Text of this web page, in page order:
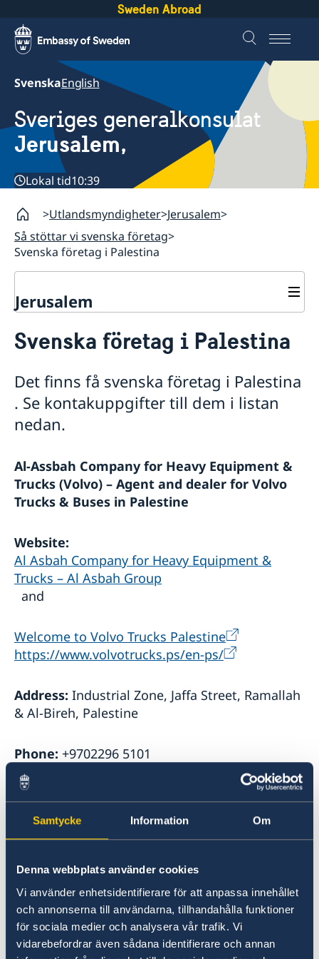
Samtycke Information Om
Denna webbplats använder cookies
Vi använder enhetsidentifierare för att anpassa innehållet
och annonserna till användarna, tillhandahålla funktioner
för sociala medier och analysera vår trafik. Vi
vidarebefordrar även sådana identifierare och annan
Sweden Abroad
SvenskaEnglish
Sveriges generalkonsulat
Jerusalem,
Lokal tid10:39
Utlandsmyndigheter Jerusalem
Så stöttar vi svenska företag
Svenska företag i Palestina
Jerusalem
Boka en tid
Sverige i Jerusalem
Om oss
Så stöttar vi svenska företag
Vi är en resurs för svenska företag
Team Sweden
Så kan du få stöd
Anmäl handelshinder
Aktuellt
Nyheter
2026
Svensklistan
Svenska företag i Palestina
Det finns få svenska företag i Palestina
. Se kontakuppgifter till dem i listan
nedan.
Al-Assbah Company for Heavy Equipment &
Trucks (Volvo) – Agent and dealer for Volvo
Trucks & Buses in Palestine
Website:
Al Asbah Company for Heavy Equipment &
Trucks – Al Asbah Group
and
Welcome to Volvo Trucks Palestine
https://www.volvotrucks.ps/en-ps/
Address: Industrial Zone, Jaffa Street, Ramallah
& Al-Bireh, Palestine
Phone: +9702296 5101
Email:
Ericsson Office in Palestine
Website:
https://www.ericsson.com/en/about-
us/company-facts/ericsson-worldwide/state-of-
palestine